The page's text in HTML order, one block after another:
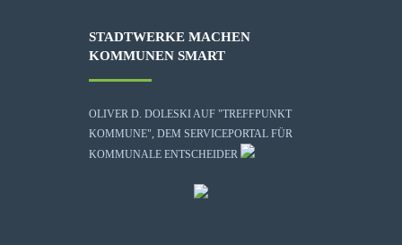
STADTWERKE MACHEN
KOMMUNEN SMART
OLIVER D. DOLESKI AUF "TREFFPUNKT
KOMMUNE", DEM SERVICEPORTAL FÜR
KOMMUNALE ENTSCHEIDER